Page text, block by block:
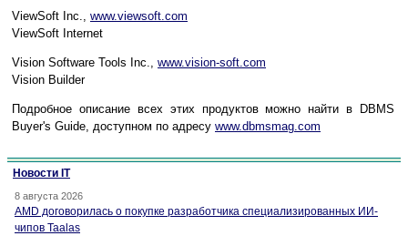
ViewSoft Inc., www.viewsoft.com
ViewSoft Internet
Vision Software Tools Inc., www.vision-soft.com
Vision Builder
Подробное описание всех этих продуктов можно найти в DBMS
Buyer's Guide, доступном по адресу www.dbmsmag.com
Новости IT
8 августа 2026
AMD договорилась о покупке разработчика специализированных ИИ-
чипов Taalas